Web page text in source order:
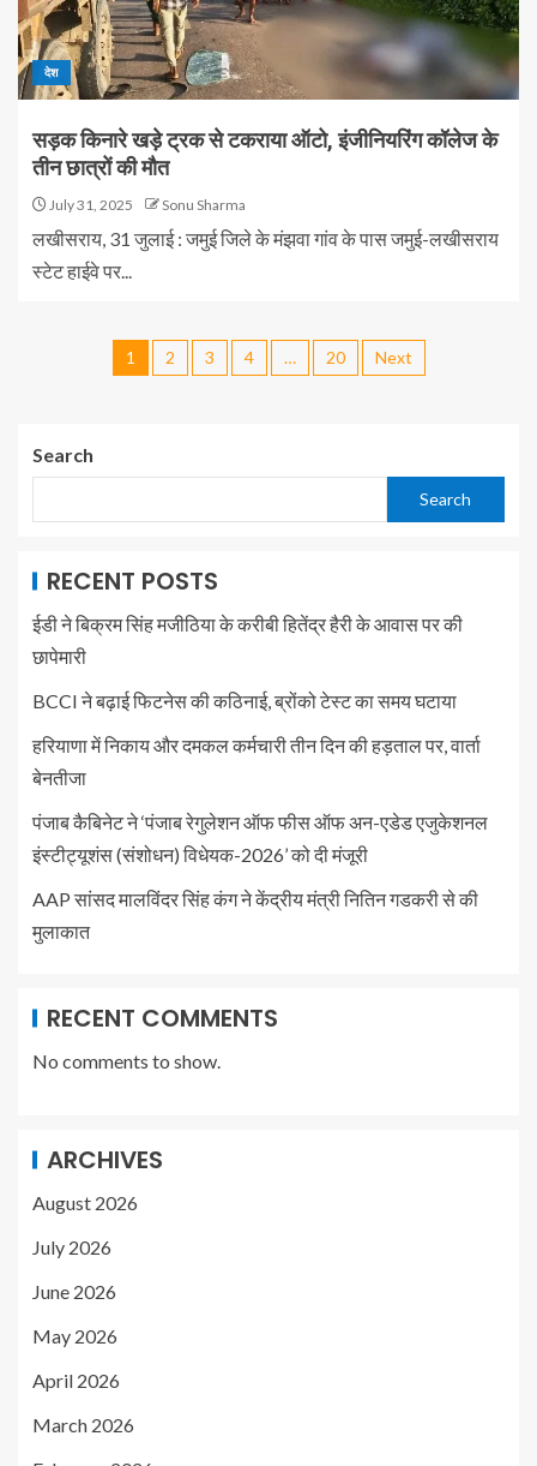
देश
सड़क किनारे खड़े ट्रक से टकराया ऑटो, इंजीनियरिंग कॉलेज के
तीन छात्रों की मौत
July 31, 2025 Sonu Sharma
लखीसराय, 31 जुलाई : जमुई जिले के मंझवा गांव के पास जमुई-लखीसराय
स्टेट हाईवे पर...
1 2 3 4 … 20 Next
Search
Search
RECENT POSTS
ईडी ने बिक्रम सिंह मजीठिया के करीबी हितेंद्र हैरी के आवास पर की
छापेमारी
BCCI ने बढ़ाई फिटनेस की कठिनाई, ब्रोंको टेस्ट का समय घटाया
हरियाणा में निकाय और दमकल कर्मचारी तीन दिन की हड़ताल पर, वार्ता
बेनतीजा
पंजाब कैबिनेट ने ‘पंजाब रेगुलेशन ऑफ फीस ऑफ अन-एडेड एजुकेशनल
इंस्टीट्यूशंस (संशोधन) विधेयक-2026’ को दी मंजूरी
AAP सांसद मालविंदर सिंह कंग ने केंद्रीय मंत्री नितिन गडकरी से की
मुलाकात
RECENT COMMENTS
No comments to show.
ARCHIVES
August 2026
July 2026
June 2026
May 2026
April 2026
March 2026